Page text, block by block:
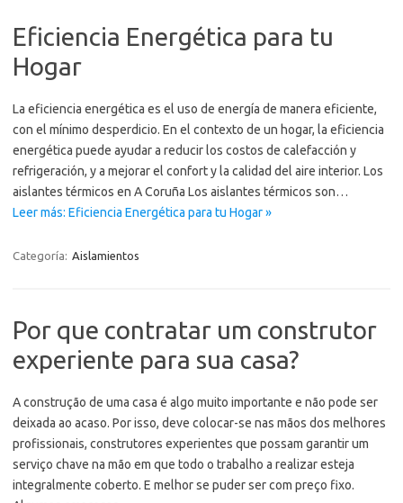
Eficiencia Energética para tu
Hogar
La eficiencia energética es el uso de energía de manera eficiente,
con el mínimo desperdicio. En el contexto de un hogar, la eficiencia
energética puede ayudar a reducir los costos de calefacción y
refrigeración, y a mejorar el confort y la calidad del aire interior. Los
aislantes térmicos en A Coruña Los aislantes térmicos son…
Leer más: Eficiencia Energética para tu Hogar »
Categoría: Aislamientos
Por que contratar um construtor
experiente para sua casa?
A construção de uma casa é algo muito importante e não pode ser
deixada ao acaso. Por isso, deve colocar-se nas mãos dos melhores
profissionais, construtores experientes que possam garantir um
serviço chave na mão em que todo o trabalho a realizar esteja
integralmente coberto. E melhor se puder ser com preço fixo.